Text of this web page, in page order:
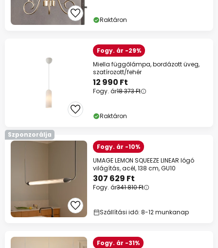
Raktáron
Fogy. ár -29%
Miella függőlámpa, bordázott üveg,
szatírozott/fehér
12 990 Ft
Fogy. ár18 373 Ft
Raktáron
Szponzorálja
Fogy. ár -10%
UMAGE LEMON SQUEEZE LINEAR lógó
világítás, acél, 138 cm, GU10
307 629 Ft
Fogy. ár341 810 Ft
Szállítási idő: 8-12 munkanap
Fogy. ár -31%